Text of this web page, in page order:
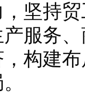
坚持
服务
构建